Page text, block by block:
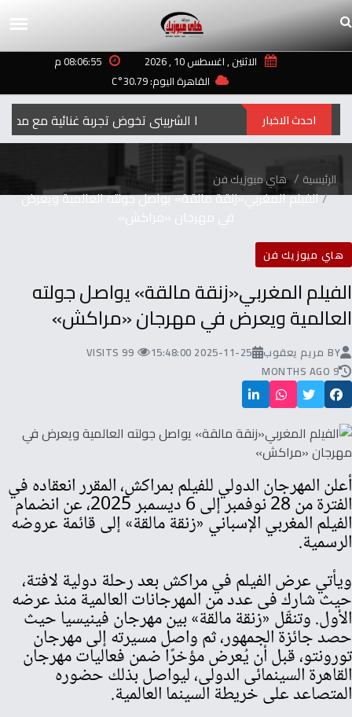
الاثنين , اغسطس 10 , 2026
08:06:55 م
القاهرة اليوم: 30.79°C
دينا الشربيني تخوض تجربة غنائية مع احدث الاخبار
الرئيسية هاي ميوزيك فن
الفيلم المغربي«زنقة مالقة» يواصل جولته العالمية ويعرض
في مهرجان «مراكش»
هاي ميوزيك فن
الفيلم المغربي«زنقة مالقة» يواصل جولته
العالمية ويعرض في مهرجان «مراكش»
BY مريم يعقوب 2025-11-25 15:48:00
99 VISITS
9 MONTHS AGO
أعلن المهرجان الدولي للفيلم بمراكش، المقرر انعقاده في
الفترة من 28 نوفمبر إلى 6 ديسمبر 2025، عن انضمام
الفيلم المغربي الإسباني «زنقة مالقة» إلى قائمة عروضه
الرسمية.
ويأتي عرض الفيلم في مراكش بعد رحلة دولية لافتة،
حيث شارك فى عدد من المهرجانات العالمية منذ عرضه
الأول. وتنقّل «زنقة مالقة» بين مهرجان فينيسيا حيث
حصد جائزة الجمهور، ثم واصل مسيرته إلى مهرجان
تورونتو، قبل أن يُعرض مؤخرًا ضمن فعاليات مهرجان
القاهرة السينمائى الدولى، ليواصل بذلك حضوره
المتصاعد على خريطة السينما العالمية.